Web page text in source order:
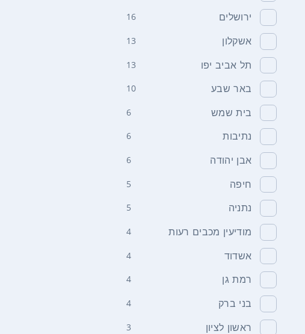
ירושלים 16
אשקלון 13
תל אביב יפו 13
באר שבע 10
בית שמש 6
נתיבות 6
אבן יהודה 6
חיפה 5
נתניה 5
מודיעין מכבים רעות 4
אשדוד 4
רמת גן 4
בני ברק 4
ראשון לציון 3